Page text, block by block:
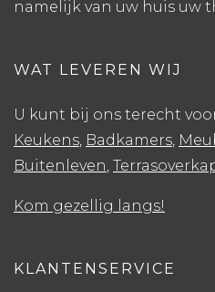
namelijk van uw huis uw
WAT LEVEREN WIJ
U kunt bij ons terecht
Keukens, Badkamers,
Buitenleven,
Kom gezellig langs!
KLANTENSERVICE